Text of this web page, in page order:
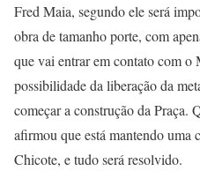
Fred Maia, segundo ele será
obra de tamanho porte, com
que vai entrar em contato com o
possibilidade da liberação da
começar a construção da Praça.
afirmou que está mantendo uma
Chicote, e tudo será resolvido.